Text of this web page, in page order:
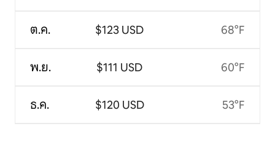
ต.ค.
พ.ย.
ธ.ค.
$123 USD
$111 USD
$120 USD
68°F
60°F
53°F